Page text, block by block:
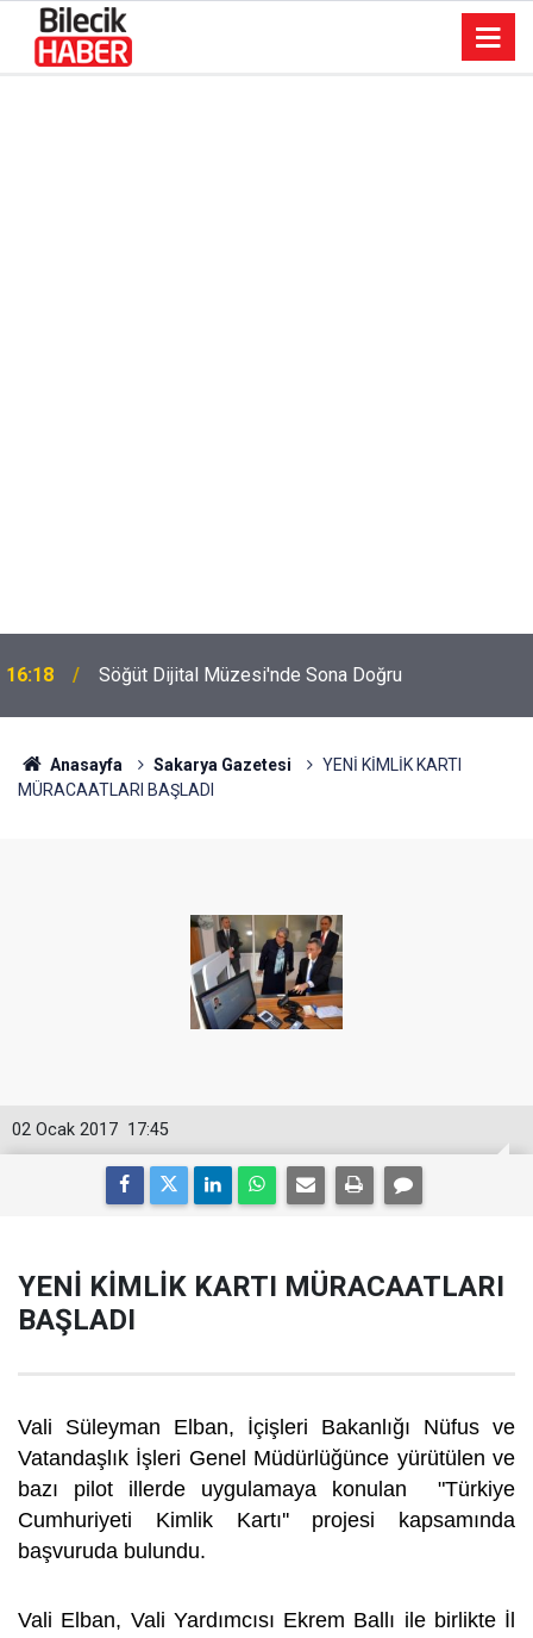
16:18 Söğüt Dijital Müzesi'nde Sona Doğru
Anasayfa Sakarya Gazetesi
YENİ KİMLİK KARTI
MÜRACAATLARI BAŞLADI
17:45
02 Ocak 2017
YENİ KİMLİK KARTI MÜRACAATLARI
BAŞLADI
Vali Süleyman Elban, İçişleri Bakanlığı Nüfus ve
Vatandaşlık İşleri Genel Müdürlüğünce yürütülen ve
bazı pilot illerde uygulamaya konulan "Türkiye
Cumhuriyeti Kimlik Kartı'' projesi kapsamında
başvuruda bulundu.
Vali Elban, Vali Yardımcısı Ekrem Ballı ile birlikte İl